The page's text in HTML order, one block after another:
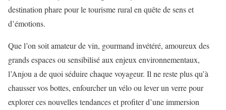
destination phare pour le tourisme rural en quête de sens et
d’émotions.
Que l’on soit amateur de vin, gourmand invétéré, amoureux des
grands espaces ou sensibilisé aux enjeux environnementaux,
l’Anjou a de quoi séduire chaque voyageur. Il ne reste plus qu’à
chausser vos bottes, enfourcher un vélo ou lever un verre pour
explorer ces nouvelles tendances et profiter d’une immersion